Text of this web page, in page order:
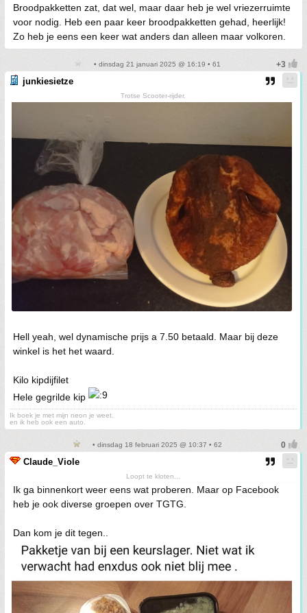
Broodpakketten zat, dat wel, maar daar heb je wel vriezerruimte
voor nodig. Heb een paar keer broodpakketten gehad, heerlijk!
Zo heb je eens een keer wat anders dan alleen maar volkoren.
• dinsdag 21 januari 2025 @ 16:19 • 61
junkiesietze
Trotse Scooter-rijder.
Hell yeah, wel dynamische prijs a 7.50 betaald. Maar bij deze
winkel is het het waard.
Kilo kipdijfilet
Hele gegrilde kip
Ik boek je met mijn neon je weet.
en ik heb ook een auto.
• dinsdag 18 februari 2025 @ 10:37 • 62
Claude_Viole
Loopt te kloten...
Ik ga binnenkort weer eens wat proberen. Maar op Facebook
heb je ook diverse groepen over TGTG.
Dan kom je dit tegen..